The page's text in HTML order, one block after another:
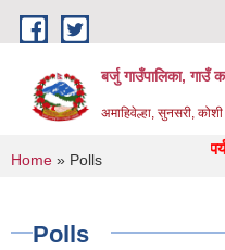
Skip to main content
बर्जु गाउँपालिका, गाउँ
अमाहिवेल्हा, सुनसरी,
" कृषि, शिक्षा, स्वास्थ्य, उद्याेग,
You are here
Home » Polls
Polls